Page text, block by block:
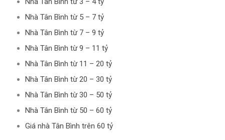
Nhà Tân Bình từ 5 – 7 tỷ
Nhà Tân Bình từ 7 – 9 tỷ
Nhà Tân Bình từ 9 – 11 tỷ
Nhà Tân Bình từ 11 – 20 tỷ
Nhà Tân Bình từ 20 – 30 tỷ
Nhà Tân Bình từ 30 – 50 tỷ
Nhà Tân Bình từ 50 – 60 tỷ
Giá nhà Tân Bình trên 60 tỷ